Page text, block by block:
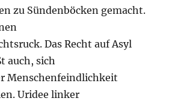
zu Sündenböcken gemacht.
Das Recht auf Asyl
auch, sich
Menschenfeindlichkeit
Uridee linker